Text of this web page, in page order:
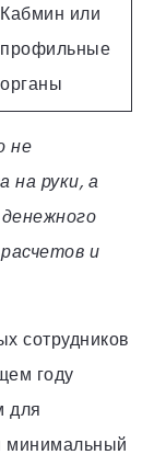
Кабмин или
профильные
органы
не
на руки, а
и
сотрудников
году
для
минимальный